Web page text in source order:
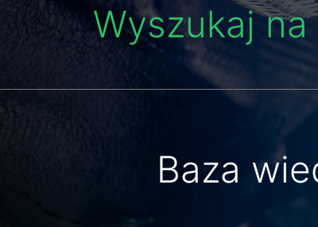
Wyszukaj
Baza